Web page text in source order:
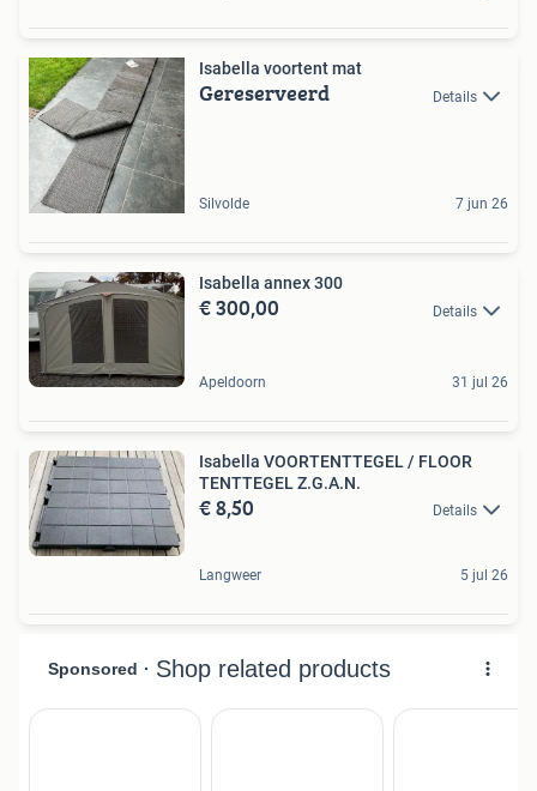
Isabella voortent mat
Gereserveerd Details
Silvolde 7 jun 26
Isabella annex 300
€ 300,00 Details
Apeldoorn 31 jul 26
Isabella VOORTENTTEGEL / FLOOR
TENTTEGEL Z.G.A.N.
€ 8,50 Details
Langweer 5 jul 26